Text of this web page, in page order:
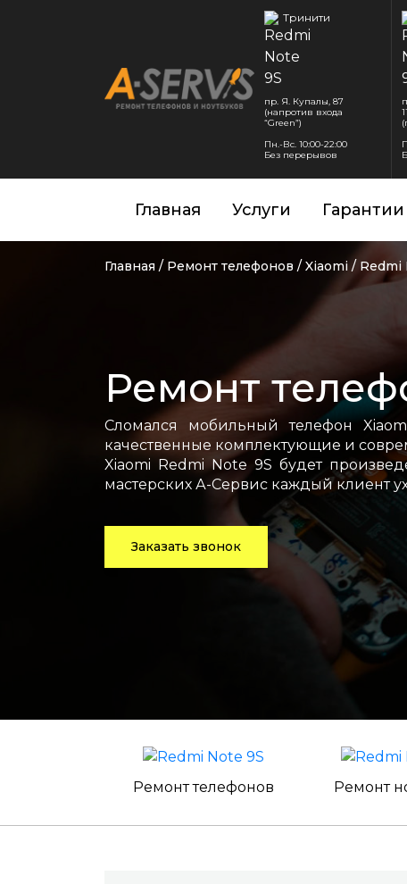
Тринити
пр. Я. Купалы, 87
(напротив входа
“Green”)
Пн.-Вс. 10:00-22:00
Без перерывов
11
Главная Услуги Гарантии
Главная / Ремонт телефонов / Xiaomi / Redmi
Ремонт
Сломался мобильный телефон
качественные комплектующие и
Xiaomi Redmi Note 9S будет
мастерских А-Сервис каждый клиент
Заказать звонок
Ремонт телефонов Ремонт